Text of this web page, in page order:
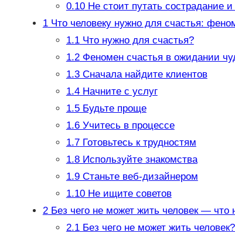
0.10Не стоит путать сострадание
1Что человеку нужно для счастья:
1.1Что нужно для счастья?
1.2Феномен счастья в ожидании
1.3Сначала найдите клиентов
1.4Начните с услуг
1.5Будьте проще
1.6Учитесь в процессе
1.7Готовьтесь к трудностям
1.8Используйте знакомства
1.9Станьте веб-дизайнером
1.10Не ищите советов
2Без чего не может жить человек — что
2.1Без чего не может жить